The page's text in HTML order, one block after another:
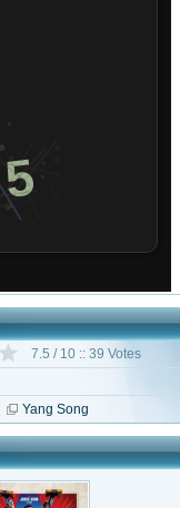
7.5 / 10 :: 39 Votes
Yang Song